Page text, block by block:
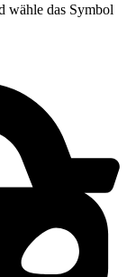
wähle das Symbol